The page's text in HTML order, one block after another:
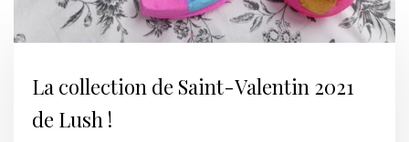
La collection de Saint-Valentin 2021
de Lush !